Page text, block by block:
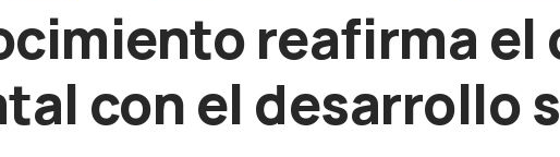
reafirma el
con el desarrollo